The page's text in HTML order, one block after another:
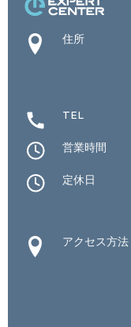
住所
TEL
営業時間
定休日
アクセス方法